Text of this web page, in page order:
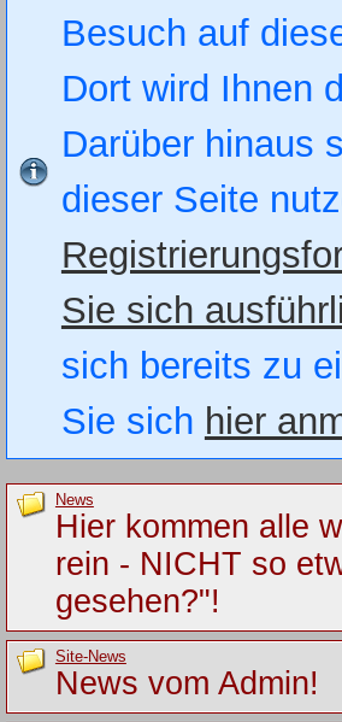
Besuch auf
Dort wird Ihnen
Darüber hinaus
dieser Seite
Sie sich
sich bereits zu
Sie sich hier
News
Hier kommen alle
rein - NICHT so
gesehen?"!
Site-News
News vom Admin!